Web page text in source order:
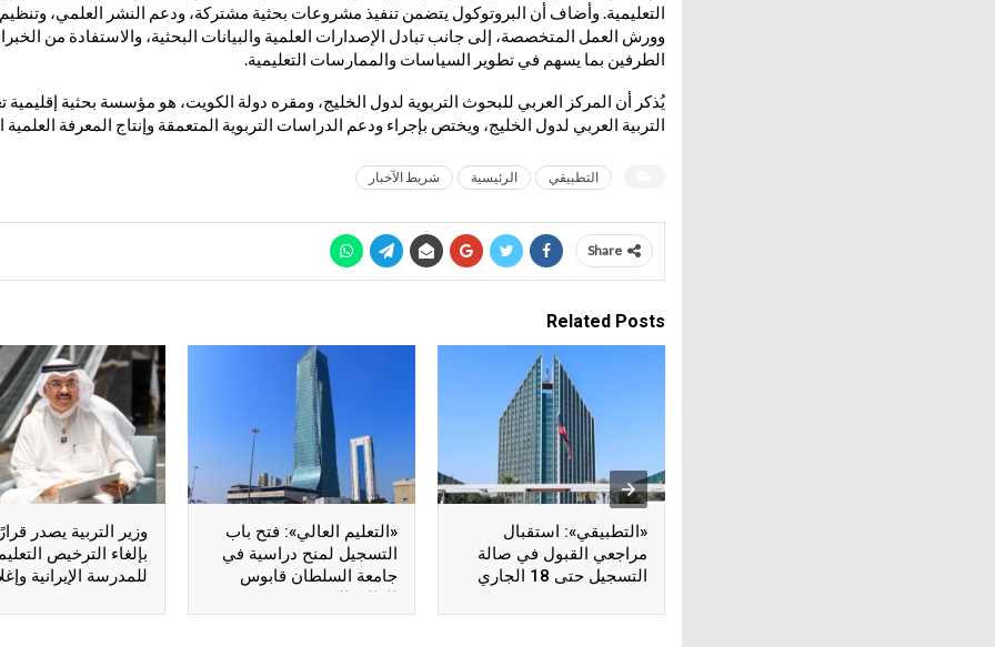
التعليمية. وأضاف أن البروتوكول يتضمن تنفيذ مشروعات بحثية مشتركة، ودعم النشر العلمي،
وورش العمل المتخصصة، إلى جانب تبادل الإصدارات العلمية والبيانات البحثية، والاستفادة من
الطرفين بما يسهم في تطوير السياسات والممارسات التعليمية.
يُذكر أن المركز العربي للبحوث التربوية لدول الخليج، ومقره دولة الكويت، هو مؤسسة بحثية
التربية العربي لدول الخليج، ويختص بإجراء ودعم الدراسات التربوية المتعمقة وإنتاج المعرفة
التطبيقي الرئيسية شريط الآخبار
Share
Related Posts
«التطبيقي»: استقبال
مراجعي القبول في صالة
التسجيل حتى 18 الجاري
«التعليم العالي»: فتح باب
التسجيل لمنح دراسية في
جامعة السلطان قابوس
وزير التربية يصدر قرارًا
بإلغاء الترخيص
للمدرسة الإيرانية